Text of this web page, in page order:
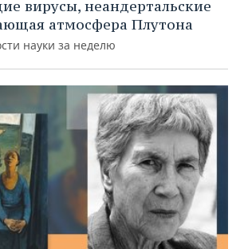
вирусы, неандертальские
атмосфера Плутона
науки за неделю